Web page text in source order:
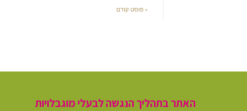
« פוסט קודם
האתר בתהליך הנגשה לבעלי מוגבלויות